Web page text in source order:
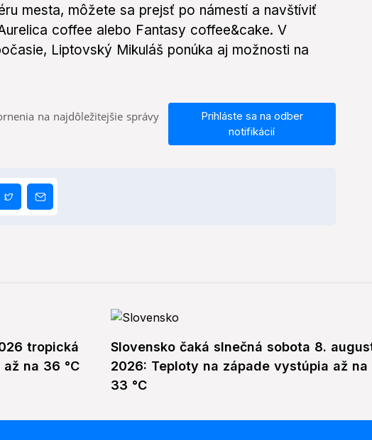
mesta, môžete sa prejsť po námestí a navštíviť
coffee alebo Fantasy coffee&cake. V
Liptovský Mikuláš ponúka aj možnosti na
na najdôležitejšie správy
Prihláste sa na odber
notifikácií
tropická
na 36 °C
Slovensko čaká slnečná sobota 8.
2026: Teploty na západe vystúpia až na
33 °C